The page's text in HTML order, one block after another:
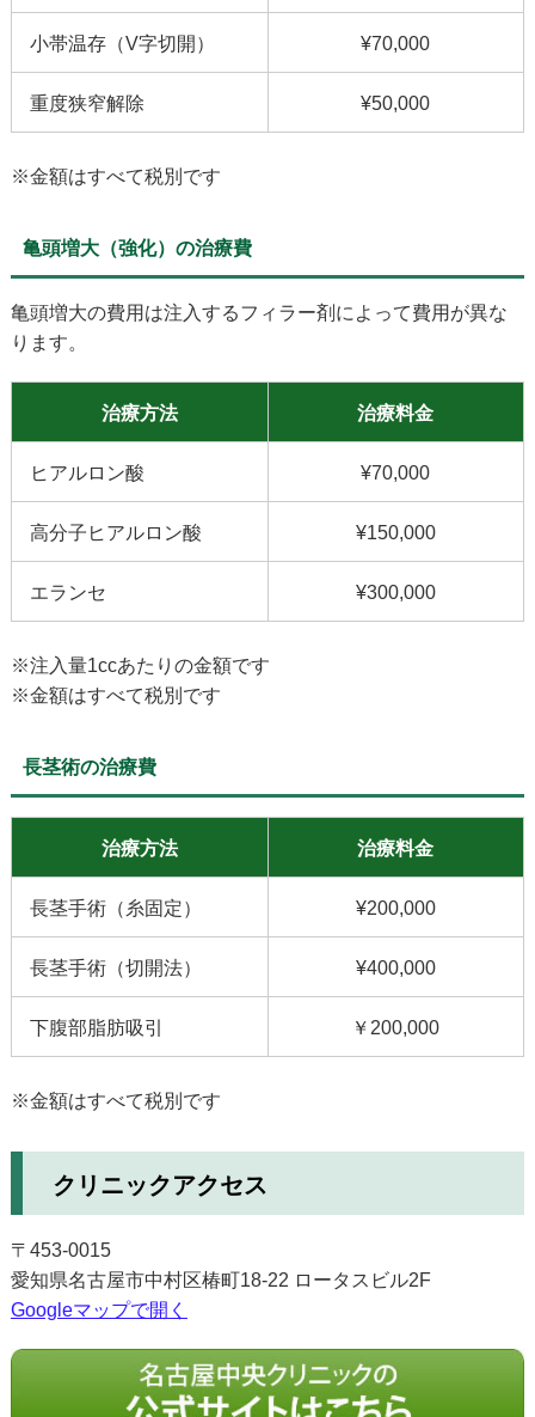
小帯温存（V字切開） ¥70,000
重度狭窄解除 ¥50,000
※金額はすべて税別です
亀頭増大（強化）の治療費
亀頭増大の費用は注入するフィラー剤によって費用が異な
ります。
治療方法 治療料金
ヒアルロン酸 ¥70,000
高分子ヒアルロン酸 ¥150,000
エランセ ¥300,000
※注入量1ccあたりの金額です
※金額はすべて税別です
長茎術の治療費
治療方法 治療料金
長茎手術（糸固定） ¥200,000
長茎手術（切開法） ¥400,000
下腹部脂肪吸引 ￥200,000
※金額はすべて税別です
クリニックアクセス
〒453-0015
愛知県名古屋市中村区椿町18-22 ロータスビル2F
Googleマップで開く